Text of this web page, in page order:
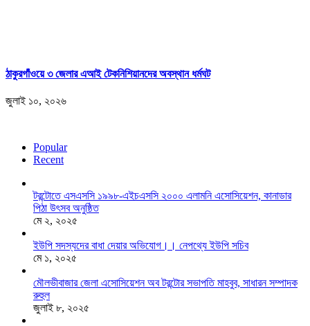
ঠাকুরগাঁওয়ে ৩ জেলার এআই টেকনিশিয়ানদের অবস্থান ধর্মঘট
জুলাই ১০, ২০২৬
Popular
Recent
টরন্টোতে এসএসসি ১৯৯৮-এইচএসসি ২০০০ এলামনি এসোসিয়েশন, কানাডার
পিঠা উৎসব অনুষ্ঠিত
মে ২, ২০২৫
ইউপি সদস্যদের বাধা দেয়ার অভিযোগ।। নেপথ্যে ইউপি সচিব
মে ১, ২০২৫
মৌলভীবাজার জেলা এসোসিয়েশন অব টরন্টোর সভাপতি মাহবুব, সাধারন সম্পাদক
রুহুল
জুলাই ৮, ২০২৫